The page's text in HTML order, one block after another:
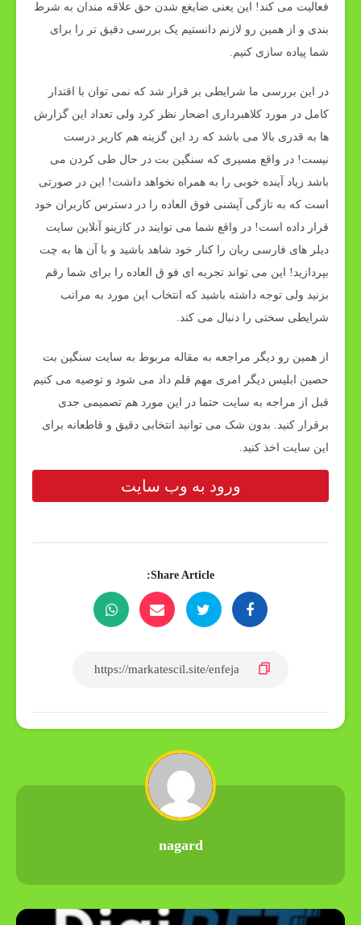
فعالیت می کند! این یعنی ضایغع شدن حق علاقه مندان به شرط
بندی و از همین رو لازنم دانستیم یک بررسی دقیق تر را برای
شما پیاده سازی کنیم.
در این بررسی ما شرایطی بر قرار شد که نمی توان با اقتدار
کامل در مورد کلاهبرداری اضحار نظر کرد ولی تعداد این گزارش
ها به قدری بالا می باشد که رد این گزینه هم کاریر درست
نیست! در واقع مسیری که سنگین بت در حال طی کردن می
باشد زیاد آینده خوبی را به همراه نخواهد داشت! این در صورتی
است که به تازگی آپشنی فوق العاده را در دسترس کاربران خود
قرار داده است! در واقع شما می توایند در کازینو آنلاین سایت
دیلر های فارسی ربان را کنار خود شاهد باشید و با آن ها به چت
بپردازید! این می تواند تجربه ای فو ق العاده را برای شما رقم
بزنید ولی توجه داشته باشید که انتخاب این مورد به مراتب
شرایطی سختی را دنبال می کند.
از همین رو دیگر مراجعه به مقاله مربوط به سایت سنگین بت
حصین ابلیس دیگر امری مهم قلم داد می شود و توصیه می کنیم
قبل از مراجه به سایت حتما در این مورد هم تصمیمی جدی
برقرار کنید. بدون شک می توانید انتخابی دقیق و قاطعانه برای
این سایت اخذ کنید.
ورود به وب سایت
Share Article:
nagard